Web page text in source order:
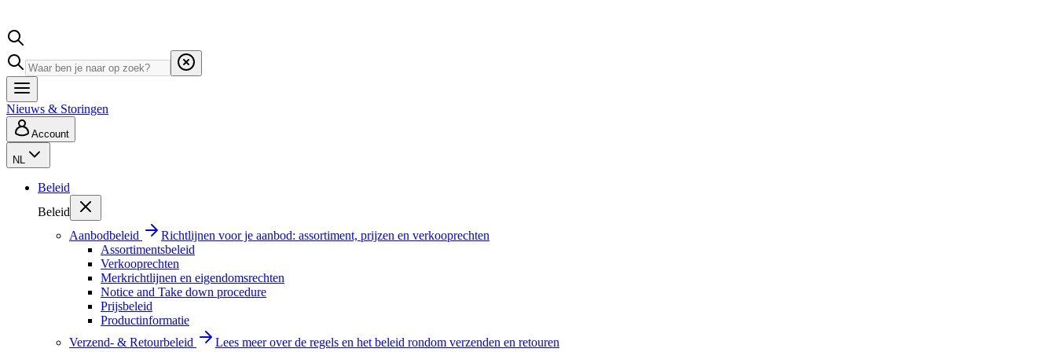
Nieuws & Storingen
Account
NL
Beleid
Beleid
Aanbodbeleid
Richtlijnen voor je aanbod: assortiment, prijzen en verkooprechten
Assortimentsbeleid
Verkooprechten
Merkrichtlijnen en eigendomsrechten
Notice and Take down procedure
Prijsbeleid
Productinformatie
Verzend- & Retourbeleid
Lees meer over de regels en het beleid rondom verzenden en retouren